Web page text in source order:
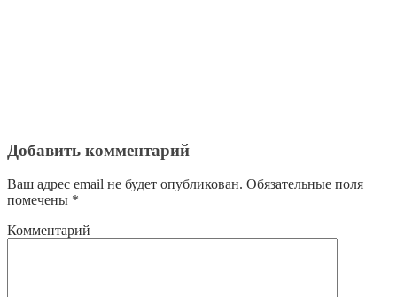
Добавить комментарий
Ваш адрес email не будет опубликован. Обязательные поля
помечены *
Комментарий